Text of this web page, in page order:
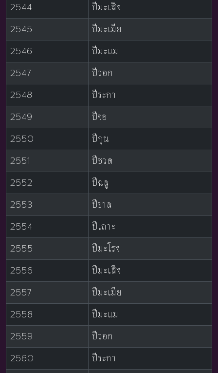
2544
ปีมะเส็ง
2545
ปีมะเมีย
2546
ปีมะแม
2547
ปีวอก
2548
ปีระกา
2549
ปีจอ
2550
ปีกุน
2551
ปีชวด
2552
ปีฉลู
2553
ปีขาล
2554
ปีเถาะ
2555
ปีมะโรง
2556
ปีมะเส็ง
2557
ปีมะเมีย
2558
ปีมะแม
2559
ปีวอก
2560
ปีระกา